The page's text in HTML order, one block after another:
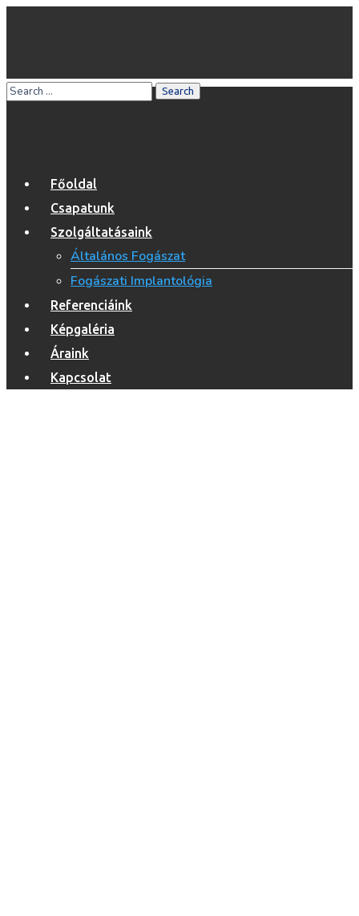
Főoldal
Csapatunk
Szolgáltatásaink
Általános Fogászat
Fogászati Implantológia
Referenciáink
Képgaléria
Áraink
Kapcsolat